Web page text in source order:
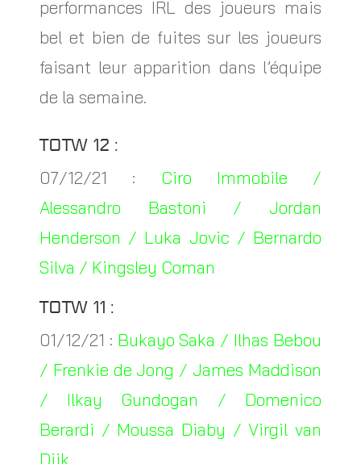
performances IRL des joueurs mais
bel et bien de fuites sur les joueurs
faisant leur apparition dans l’équipe
de la semaine.
TOTW 12 :
07/12/21 : Ciro Immobile /
Alessandro Bastoni / Jordan
Henderson / Luka Jovic / Bernardo
Silva / Kingsley Coman
TOTW 11 :
01/12/21 : Bukayo Saka / Ilhas Bebou
/ Frenkie de Jong / James Maddison
/ Ilkay Gundogan / Domenico
Berardi / Moussa Diaby / Virgil van
Dijk.